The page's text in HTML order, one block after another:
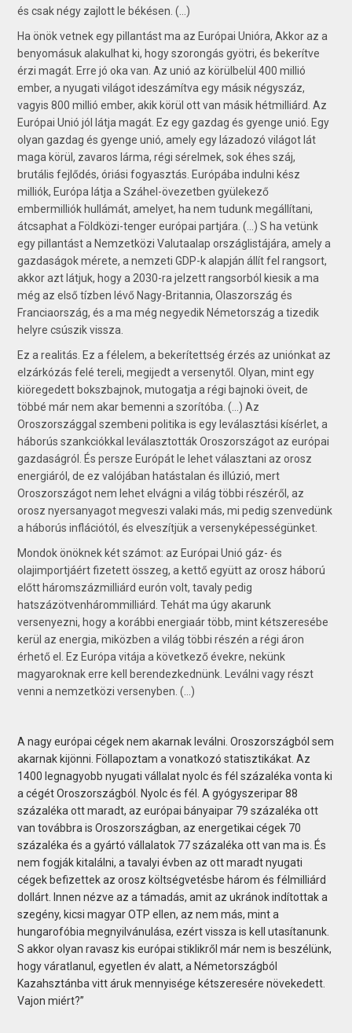
és csak négy zajlott le békésen. (...)
Ha önök vetnek egy pillantást ma az Európai Unióra, Akkor az a
benyomásuk alakulhat ki, hogy szorongás gyötri, és bekerítve
érzi magát. Erre jó oka van. Az unió az körülbelül 400 millió
ember, a nyugati világot ideszámítva egy másik négyszáz,
vagyis 800 millió ember, akik körül ott van másik hétmilliárd. Az
Európai Unió jól látja magát. Ez egy gazdag és gyenge unió. Egy
olyan gazdag és gyenge unió, amely egy lázadozó világot lát
maga körül, zavaros lárma, régi sérelmek, sok éhes száj,
brutális fejlődés, óriási fogyasztás. Európába indulni kész
milliók, Európa látja a Száhel-övezetben gyülekező
embermilliók hullámát, amelyet, ha nem tudunk megállítani,
átcsaphat a Földközi-tenger európai partjára. (...) S ha vetünk
egy pillantást a Nemzetközi Valutaalap országlistájára, amely a
gazdaságok mérete, a nemzeti GDP-k alapján állít fel rangsort,
akkor azt látjuk, hogy a 2030-ra jelzett rangsorból kiesik a ma
még az első tízben lévő Nagy-Britannia, Olaszország és
Franciaország, és a ma még negyedik Németország a tizedik
helyre csúszik vissza.
Ez a realitás. Ez a félelem, a bekerítettség érzés az uniónkat az
elzárkózás felé tereli, megijedt a versenytől. Olyan, mint egy
kiöregedett bokszbajnok, mutogatja a régi bajnoki öveit, de
többé már nem akar bemenni a szorítóba. (...) Az
Oroszországgal szembeni politika is egy leválasztási kísérlet, a
háborús szankciókkal leválasztották Oroszországot az európai
gazdaságról. És persze Európát le lehet választani az orosz
energiáról, de ez valójában hatástalan és illúzió, mert
Oroszországot nem lehet elvágni a világ többi részéről, az
orosz nyersanyagot megveszi valaki más, mi pedig szenvedünk
a háborús inflációtól, és elveszítjük a versenyképességünket.
Mondok önöknek két számot: az Európai Unió gáz- és
olajimportjáért fizetett összeg, a kettő együtt az orosz háború
előtt háromszázmilliárd eurón volt, tavaly pedig
hatszázötvenhárommilliárd. Tehát ma úgy akarunk
versenyezni, hogy a korábbi energiaár több, mint kétszeresébe
kerül az energia, miközben a világ többi részén a régi áron
érhető el. Ez Európa vitája a következő évekre, nekünk
magyaroknak erre kell berendezkednünk. Leválni vagy részt
venni a nemzetközi versenyben. (...)
A nagy európai cégek nem akarnak leválni. Oroszországból sem
akarnak kijönni. Föllapoztam a vonatkozó statisztikákat. Az
1400 legnagyobb nyugati vállalat nyolc és fél százaléka vonta ki
a cégét Oroszországból. Nyolc és fél. A gyógyszeripar 88
százaléka ott maradt, az európai bányaipar 79 százaléka ott
van továbbra is Oroszországban, az energetikai cégek 70
százaléka és a gyártó vállalatok 77 százaléka ott van ma is. És
nem fogják kitalálni, a tavalyi évben az ott maradt nyugati
cégek befizettek az orosz költségvetésbe három és félmilliárd
dollárt. Innen nézve az a támadás, amit az ukránok indítottak a
szegény, kicsi magyar OTP ellen, az nem más, mint a
hungarofóbia megnyilvánulása, ezért vissza is kell utasítanunk.
S akkor olyan ravasz kis európai stiklikről már nem is beszélünk,
hogy váratlanul, egyetlen év alatt, a Németországból
Kazahsztánba vitt áruk mennyisége kétszeresére növekedett.
Vajon miért?”